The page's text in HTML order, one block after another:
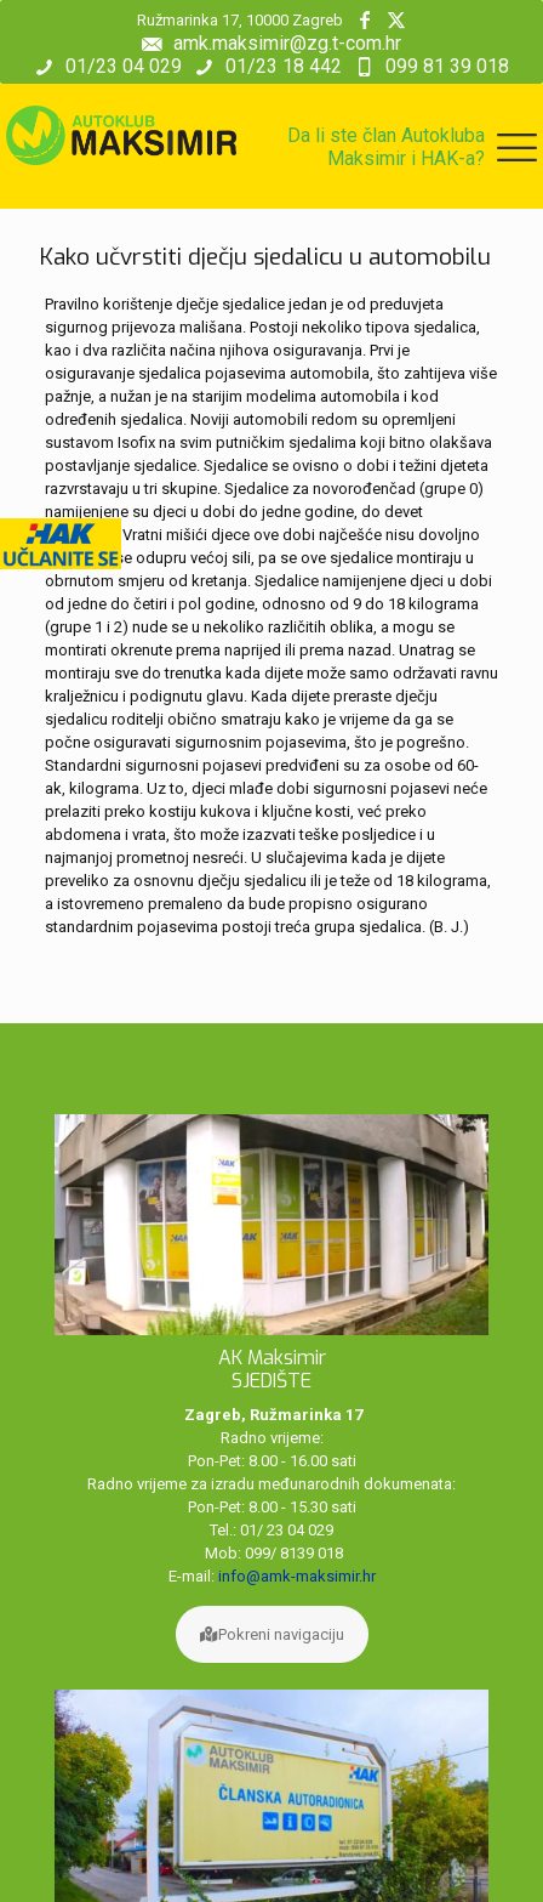
01/23 04 029 01/23 18 442 099 81 39 018
amk.maksimir@zg.t-com.hr
Ružmarinka 17, 10000 Zagreb
Da li ste član Autokluba
Maksimir i HAK-a?
Kako učvrstiti dječju sjedalicu u automobilu
Pravilno korištenje dječje sjedalice jedan je od preduvjeta
sigurnog prijevoza mališana. Postoji nekoliko tipova sjedalica,
kao i dva različita načina njihova osiguravanja. Prvi je
osiguravanje sjedalica pojasevima automobila, što zahtijeva više
pažnje, a nužan je na starijim modelima automobila i kod
određenih sjedalica. Noviji automobili redom su opremljeni
sustavom Isofix na svim putničkim sjedalima koji bitno olakšava
postavljanje sjedalice. Sjedalice se ovisno o dobi i težini djeteta
razvrstavaju u tri skupine. Sjedalice za novorođenčad (grupe 0)
namijenjene su djeci u dobi do jedne godine, do devet
kilograma. Vratni mišići djece ove dobi najčešće nisu dovoljno
snažni da se odupru većoj sili, pa se ove sjedalice montiraju u
obrnutom smjeru od kretanja. Sjedalice namijenjene djeci u dobi
od jedne do četiri i pol godine, odnosno od 9 do 18 kilograma
(grupe 1 i 2) nude se u nekoliko različitih oblika, a mogu se
montirati okrenute prema naprijed ili prema nazad. Unatrag se
montiraju sve do trenutka kada dijete može samo održavati ravnu
kralježnicu i podignutu glavu. Kada dijete preraste dječju
sjedalicu roditelji obično smatraju kako je vrijeme da ga se
počne osiguravati sigurnosnim pojasevima, što je pogrešno.
Standardni sigurnosni pojasevi predviđeni su za osobe od 60-
ak, kilograma. Uz to, djeci mlađe dobi sigurnosni pojasevi neće
prelaziti preko kostiju kukova i ključne kosti, već preko
abdomena i vrata, što može izazvati teške posljedice i u
najmanjoj prometnoj nesreći. U slučajevima kada je dijete
preveliko za osnovnu dječju sjedalicu ili je teže od 18 kilograma,
a istovremeno premaleno da bude propisno osigurano
standardnim pojasevima postoji treća grupa sjedalica. (B. J.)
AK Maksimir
SJEDIŠTE
Zagreb, Ružmarinka 17
Radno vrijeme:
Pon-Pet: 8.00 - 16.00 sati
Radno vrijeme za izradu međunarodnih dokumenata:
Pon-Pet: 8.00 - 15.30 sati
Tel.: 01/ 23 04 029
Mob: 099/ 8139 018
E-mail: info@amk-maksimir.hr
Pokreni navigaciju